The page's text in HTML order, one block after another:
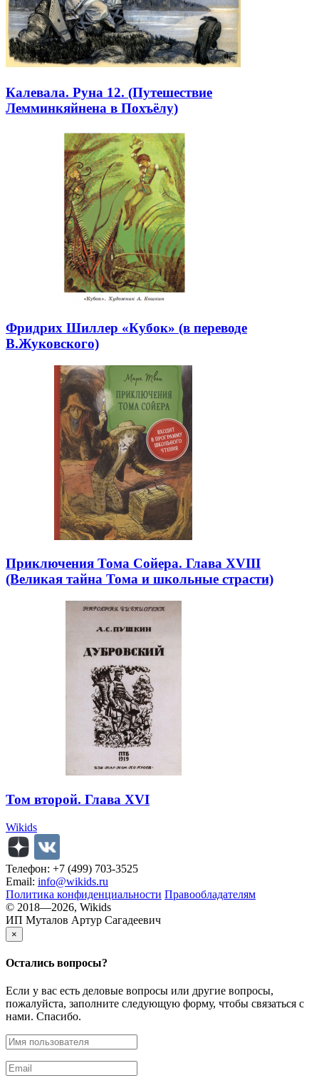
Калевала. Руна 12. (Путешествие
Лемминкяйнена в Похъёлу)
Фридрих Шиллер «Кубок» (в переводе
В.Жуковского)
Приключения Тома Сойера. Глава XVIII
(Великая тайна Тома и школьные страсти)
Том второй. Глава XVI
Wikids
Телефон: +7 (499) 703-3525
Email: info@wikids.ru
Политика конфиденциальности Правообладателям
© 2018—2026, Wikids
ИП Муталов Артур Сагадеевич
×
Остались вопросы?
Если у вас есть деловые вопросы или другие вопросы,
пожалуйста, заполните следующую форму, чтобы связаться с
нами. Спасибо.